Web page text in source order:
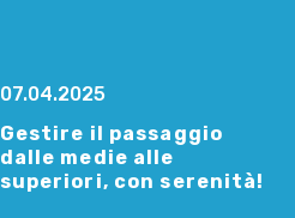
07.04.2025
Gestire il passaggio
dalle medie alle
superiori, con serenità!